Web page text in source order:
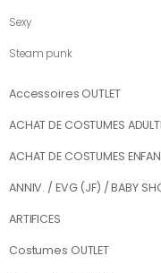
Sexy
Steam punk
Accessoires OUTLET
ACHAT DE COSTUMES
ACHAT DE COSTUMES
ANNIV. / EVG (JF) / BABY
ARTIFICES
Costumes OUTLET